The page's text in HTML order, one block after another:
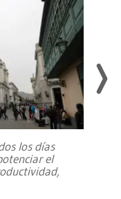
los días
el